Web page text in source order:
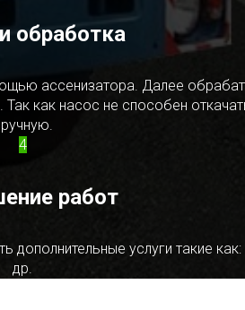
обработка
ассенизатора. Далее
как насос не способен
4
работ
услуги такие
др.